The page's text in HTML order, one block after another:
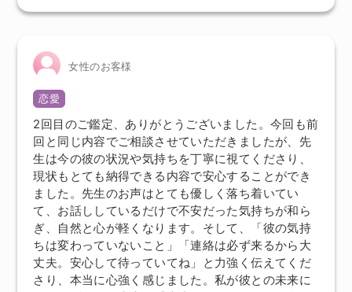
女性のお客様
恋愛
2回目のご鑑定、ありがとうございました。今回も前
回と同じ内容でご相談させていただきましたが、先
生は今の彼の状況や気持ちを丁寧に視てくださり、
現状もとても納得できる内容で安心することができ
ました。先生のお声はとても優しく落ち着いてい
て、お話ししているだけで不安だった気持ちが和ら
ぎ、自然と心が軽くなります。そして、「彼の気持
ちは変わっていないこと」「連絡は必ず来るから大
丈夫。安心して待っていてね」と力強く伝えてくだ
さり、本当に心強く感じました。私が彼との未来に